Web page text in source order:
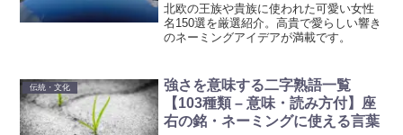
北欧の王族や貴族に使われた可愛い女性
名150選を厳選紹介。高貴で愛らしい響き
のネーミングアイデアが満載です。
伝統・文化
強さを意味する二字熟語一覧
【103種類 – 意味・読み方付】座
右の銘・ネーミングに使える言葉